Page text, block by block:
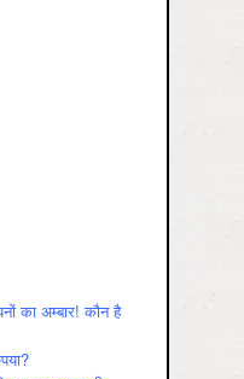
का अम्बार! कौन है